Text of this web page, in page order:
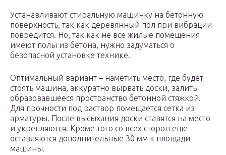
Устанавливают стиральную машинку на бетонную
поверхность, так как деревянный пол при вибрации
повредится. Но, так как не все жилые помещения
имеют полы из бетона, нужно задуматься о
безопасной установке технике.
Оптимальный вариант – наметить место, где будет
стоять машина, аккуратно вырвать доски, залить
образовавшееся пространство бетонной стяжкой.
Для прочности под раствор помещается сетка из
арматуры. После высыхания доски ставятся на место
и укрепляются. Кроме того со всех сторон еще
оставляются дополнительные 30 мм к площади
машины.